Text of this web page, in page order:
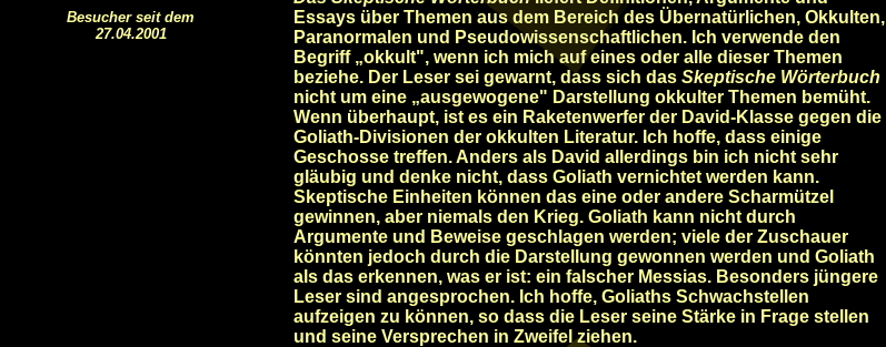
Besucher seit dem
27.04.2001
Essays über Themen aus dem Bereich des Übernatürlichen, Okkulten,
Paranormalen und Pseudowissenschaftlichen. Ich verwende den
Begriff „okkult", wenn ich mich auf eines oder alle dieser Themen
beziehe. Der Leser sei gewarnt, dass sich das Skeptische Wörterbuch
nicht um eine „ausgewogene" Darstellung okkulter Themen bemüht.
Wenn überhaupt, ist es ein Raketenwerfer der David-Klasse gegen die
Goliath-Divisionen der okkulten Literatur. Ich hoffe, dass einige
Geschosse treffen. Anders als David allerdings bin ich nicht sehr
gläubig und denke nicht, dass Goliath vernichtet werden kann.
Skeptische Einheiten können das eine oder andere Scharmützel
gewinnen, aber niemals den Krieg. Goliath kann nicht durch
Argumente und Beweise geschlagen werden; viele der Zuschauer
könnten jedoch durch die Darstellung gewonnen werden und Goliath
als das erkennen, was er ist: ein falscher Messias. Besonders jüngere
Leser sind angesprochen. Ich hoffe, Goliaths Schwachstellen
aufzeigen zu können, so dass die Leser seine Stärke in Frage stellen
und seine Versprechen in Zweifel ziehen.